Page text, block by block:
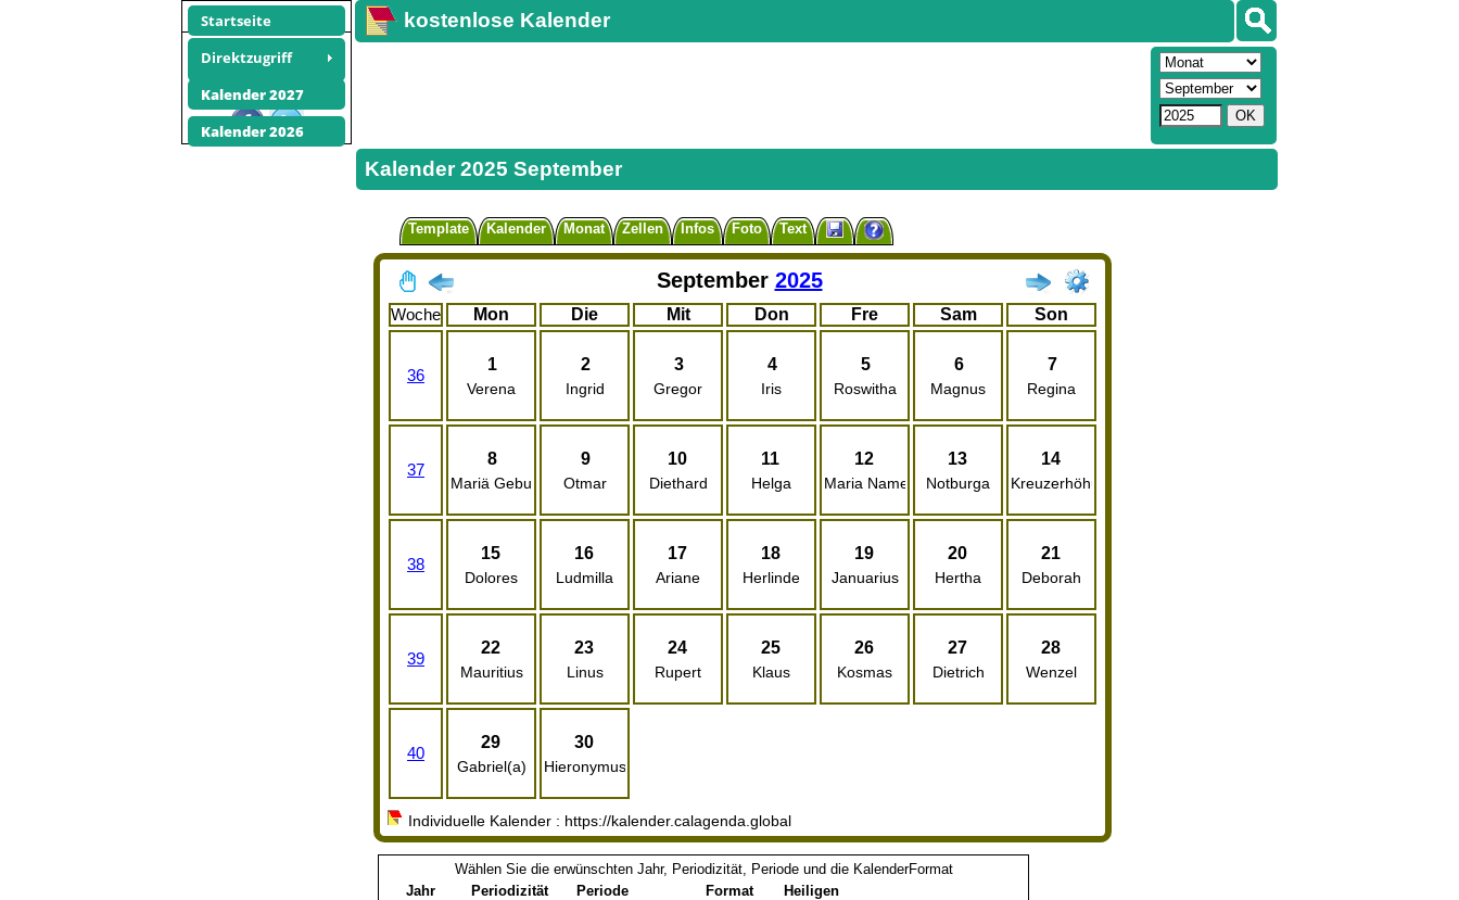
Startseite
Direktzugriff
Kalender 2027
Kalender 2026
kostenlose Kalender
Kalender 2025 September
Template Kalender Monat Zellen Infos Foto Text
September 2025
Woche Mon Die Mit Don Fre Sam Son
36
1
Verena
2
Ingrid
3
Gregor
4
Iris
5
Roswitha
6
Magnus
7
Regina
37
8
Mariä Geburt
9
Otmar
10
Diethard
11
Helga
12
Maria Namen
13
Notburga
14
Kreuzerhöhung
38
15
Dolores
16
Ludmilla
17
Ariane
18
Herlinde
19
Januarius
20
Hertha
21
Deborah
39
22
Mauritius
23
Linus
24
Rupert
25
Klaus
26
Kosmas
27
Dietrich
28
Wenzel
40
29
Gabriel(a)
30
Hieronymus
Individuelle Kalender : https://kalender.calagenda.global
Wählen Sie die erwünschten Jahr, Periodizität, Periode und die KalenderFormat
Jahr
Periodizität
Periode
Format
Heiligen
Kalender
Fotos
Empfehlen Sie diese Seite